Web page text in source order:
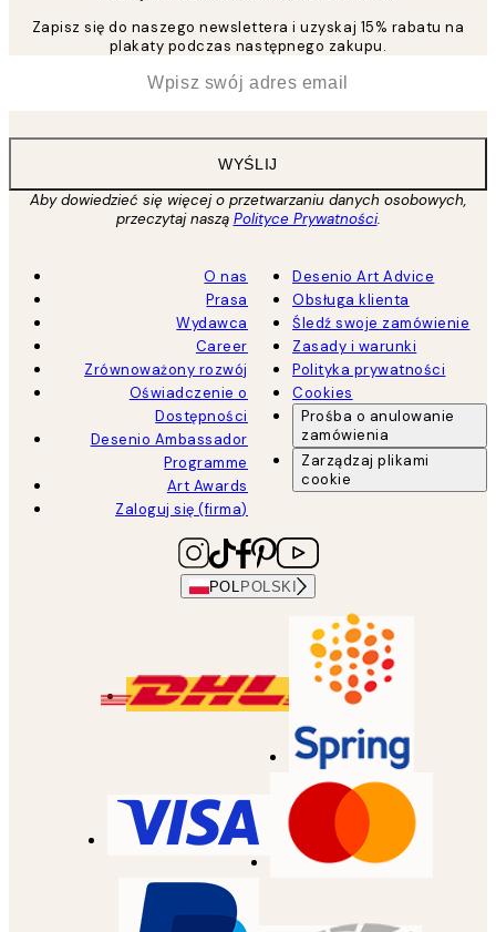
Zapisz się do naszego newslettera i uzyskaj 15% rabatu na
plakaty podczas następnego zakupu.
WYŚLIJ
Aby dowiedzieć się więcej o przetwarzaniu danych osobowych,
przeczytaj naszą Polityce Prywatności.
O nas
Prasa
Wydawca
Career
Zrównoważony rozwój
Oświadczenie o
Dostępności
Desenio Ambassador
Programme
Art Awards
Zaloguj się (firma)
Desenio Art Advice
Obsługa klienta
Śledź swoje zamówienie
Zasady i warunki
Polityka prywatności
Cookies
Prośba o anulowanie
zamówienia
Zarządzaj plikami
cookie
POL POLSKI